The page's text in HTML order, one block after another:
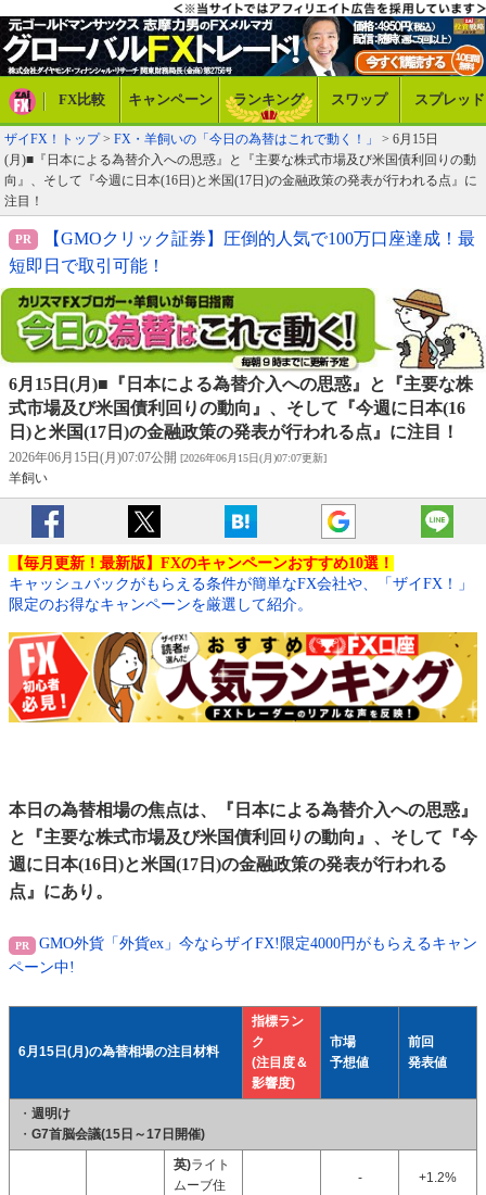
FX比較 キャンペーン ランキング スワップ スプレッド
ザイFX！トップ> FX・羊飼いの「今日の為替はこれで動く！」
> 6月15日
(月)■『日本による為替介入への思惑』と『主要な株式市場及び米国債利回りの動
向』、そして『今週に日本(16日)と米国(17日)の金融政策の発表が行われる点』に
注目！
【GMOクリック証券】圧倒的人気で100万口座達成！最
短即日で取引可能！
6月15日(月)■『日本による為替介入への思惑』と『主要な株
式市場及び米国債利回りの動向』、そして『今週に日本(16
日)と米国(17日)の金融政策の発表が行われる点』に注目！
2026年06月15日(月)07:07公開 [2026年06月15日(月)07:07更新]
羊飼い
【毎月更新！最新版】FXのキャンペーンおすすめ10選！
キャッシュバックがもらえる条件が簡単なFX会社や、「ザイFX！」
限定のお得なキャンペーンを厳選して紹介。
本日の為替相場の焦点は、『日本による為替介入への思惑』
と『主要な株式市場及び米国債利回りの動向』、そして『今
週に日本(16日)と米国(17日)の金融政策の発表が行われる
点』にあり。
GMO外貨「外貨ex」今ならザイFX!限定4000円がもらえるキャン
ペーン中!
6月15日(月)の為替相場の注目材料
指標ラン
ク
(注目度＆
影響度)
市場
予想値
前回
発表値
・ 週明け
・ G7首脳会議(15日～17日開催)
英)ライト
ムーブ住
- +1.2%